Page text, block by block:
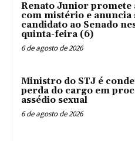
Renato Junior promete
com mistério e anuncia
candidato ao Senado
quinta-feira (6)
6 de agosto de 2026
Ministro do STJ é
perda do cargo em
assédio sexual
6 de agosto de 2026